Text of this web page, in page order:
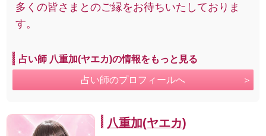
多くの皆さまとのご縁をお待ちいたしておりま
す。
占い師 八重加(ヤエカ)の情報をもっと見る
占い師のプロフィールへ
八重加(ヤエカ)